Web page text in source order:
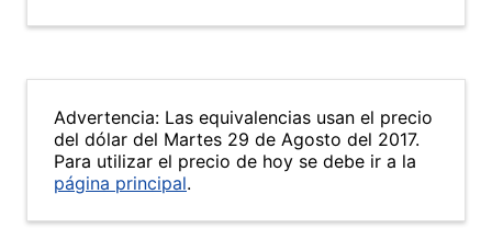
Advertencia: Las equivalencias usan el precio
del dólar del Martes 29 de Agosto del 2017.
Para utilizar el precio de hoy se debe ir a la
página principal.